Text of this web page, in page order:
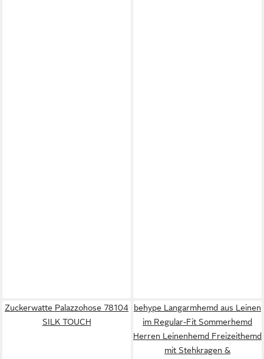
Zuckerwatte Palazzohose 78104
SILK TOUCH
behype Langarmhemd aus Leinen
im Regular-Fit Sommerhemd
Herren Leinenhemd Freizeithemd
mit Stehkragen &